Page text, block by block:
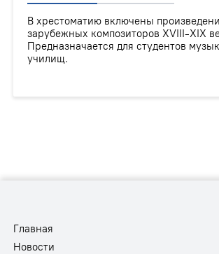
В хрестоматию включены
зарубежных композиторов XVIII-XIX
Предназначается для студентов
училищ.
Главная
Новости